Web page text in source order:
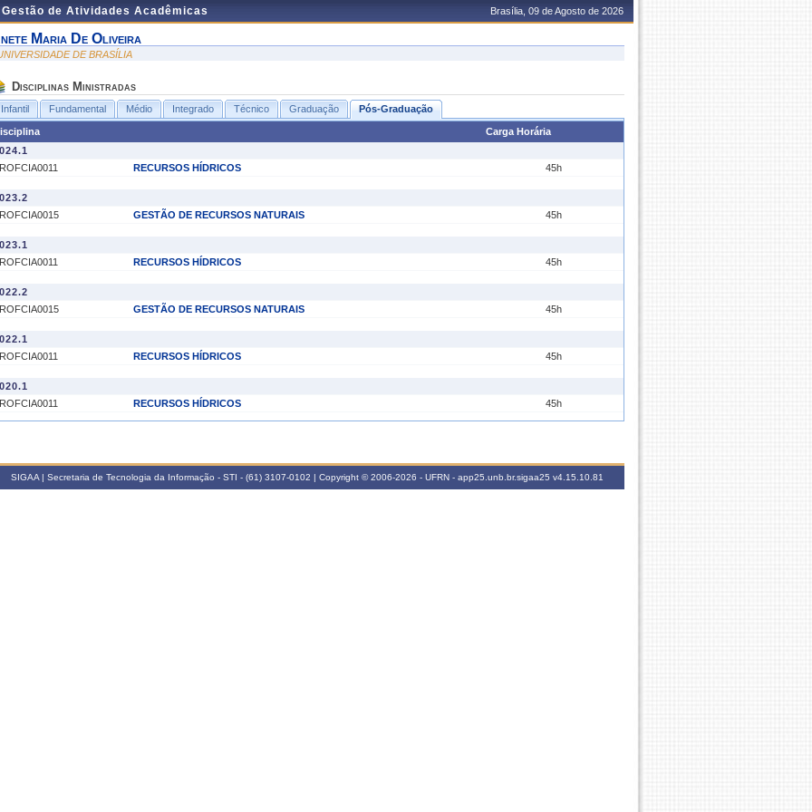
de Atividades Acadêmicas Brasília, 09 de Agosto de 2026
Maria De Oliveira
DE BRASÍLIA
Disciplinas Ministradas
Infantil Fundamental Médio Integrado Técnico Graduação Pós-Graduação
Carga Horária
RECURSOS HÍDRICOS 45h
GESTÃO DE RECURSOS NATURAIS 45h
RECURSOS HÍDRICOS 45h
GESTÃO DE RECURSOS NATURAIS 45h
RECURSOS HÍDRICOS 45h
RECURSOS HÍDRICOS 45h
SIGAA | Secretaria de Tecnologia da Informação - STI - (61) 3107-0102 | Copyright © 2006-2026 - UFRN - app25.unb.br.sigaa25 v4.15.10.81